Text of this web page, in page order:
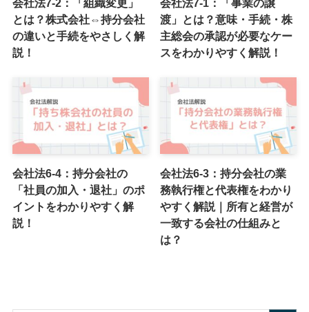
とは？株式会社⇔持分会社
の違いと手続をやさしく解
説！
渡」とは？意味・手続・株
主総会の承認が必要なケー
スをわかりやすく解説！
会社法6-4：持分会社の
「社員の加入・退社」のポ
イントをわかりやすく解
説！
会社法6-3：持分会社の業
務執行権と代表権をわかり
やすく解説｜所有と経営が
一致する会社の仕組みと
は？